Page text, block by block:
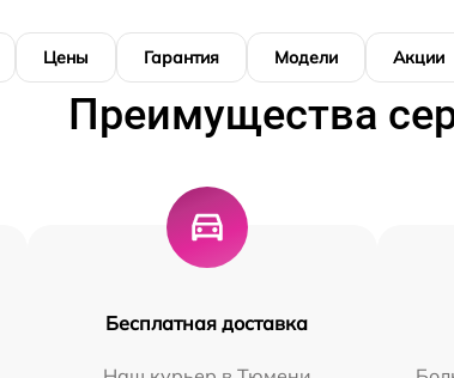
Цены Гарантия Модели Акции
Преимущества
Бесплатная доставка